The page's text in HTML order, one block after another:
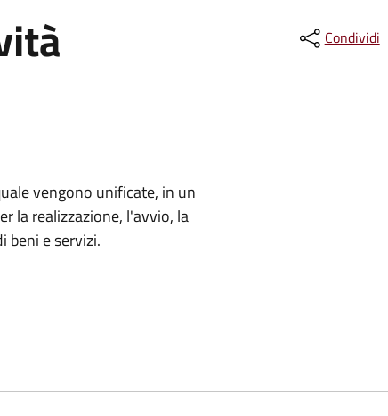
vengono unificate, in un
la realizzazione, l'avvio, la
beni e servizi.
Condividi